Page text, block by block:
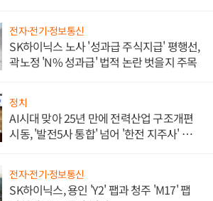
전자·전기·정보통신
SK하이닉스 노사 '성과급 주식지급' 평행선,
곽노정 'N% 성과급' 법적 논란 벗을지 주목
정치
AI시대 맞아 25년 만에 전력산업 구조개편
시동, '발전5사 통합' 넘어 '한전 지주사' 재편
전자·전기·정보통신
SK하이닉스, 용인 'Y2' 팹과 청주 'M17' 팹